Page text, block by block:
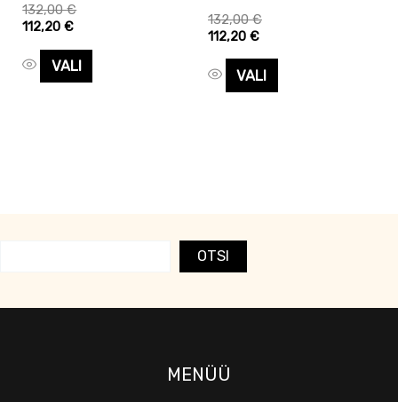
132,00€
112,20€
VALI
132,00€
112,20 €
VALI
OTSI
MENÜÜ